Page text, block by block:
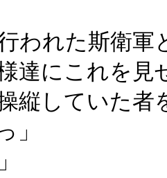
行われた斯衛
達にこれを
縦していた者
」